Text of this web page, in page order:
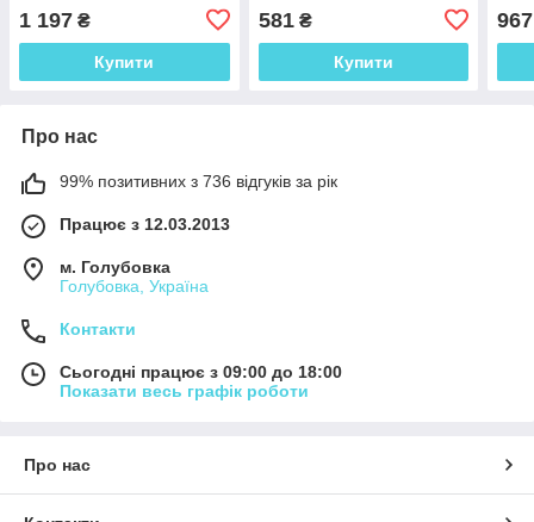
1 197 ₴
Купити
581₴
Купити
967
Про нас
99% позитивних з 736 відгуків за рік
Працює з 12.03.2013
м. Голубовка
Голубовка, Україна
Контакти
Сьогодні працює з 09:00 до 18:00
Показати весь графік роботи
Про нас